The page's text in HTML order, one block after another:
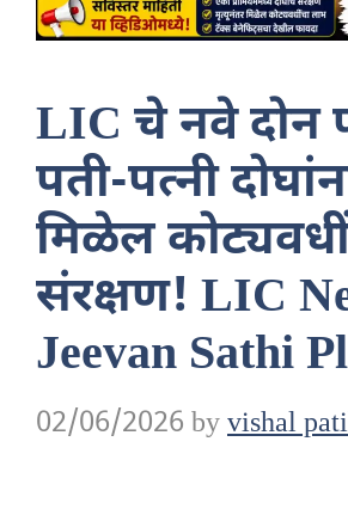
LIC चे नवे दोन
पती-पत्नी
मिळेल
संरक्षण! LIC
Jeevan Sathi
02/06/2026 byvishal